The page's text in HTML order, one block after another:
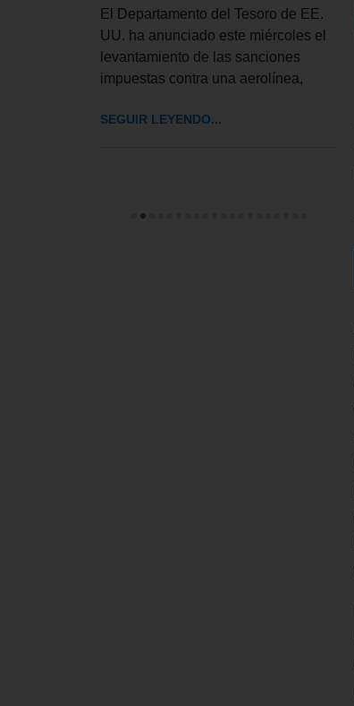
El Departamento del Tesoro de EE.
UU. ha anunciado este miércoles el
levantamiento de las sanciones
impuestas contra una aerolínea,
SEGUIR LEYENDO...